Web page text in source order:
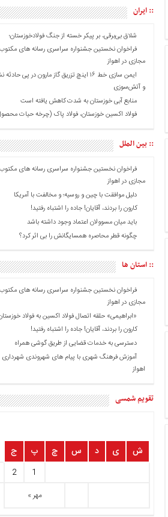
:: ایران
شلاق‌ بی‌برقی، بر پیکر خسته‌ از جنگ فولادخوزستان؛
فراخوان نخستین جشنواره سراسری رسانه های
مجازی در اهواز
ایمن سازی خط ۱۶ اینچ تزریق گاز مارون در پی
و آتش‌سوزی
منابع آبی خوزستان به شدت کاهش یافته است
فولاد اکسین خوزستان، فولاد پاک (چرخه حیات
:: بین الملل
فراخوان نخستین جشنواره سراسری رسانه های
مجازی در اهواز
دلیل موافقت با چین و روسیه؛ و مخالفت با آمریکا
کارون را بردند، آقایان! جاده را اشتباه رفتید!
باید میان مسوولان اعتماد وجود داشته باشد
چگونه قطر محاصره همسایگانش را بی اثر کرد؟
:: استان ها
فراخوان نخستین جشنواره سراسری رسانه های
مجازی در اهواز
«ابراهیمی» حلقه اتصال فولاد اکسین به فولاد
کارون را بردند، آقایان! جاده را اشتباه رفتید!
دسترسی به خدمات قضایی از طریق گوشی همراه
آموزش فرهنگ شهری با پیام های شهروندی شهرداری
اهواز
تقویم شمسی
ش ی د س چ پ ج
مهر »
1
2